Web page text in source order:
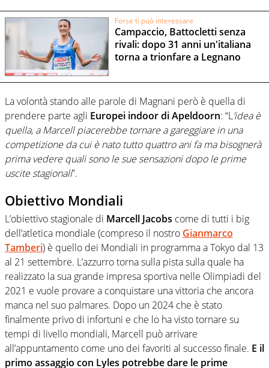
Forse ti può interessare
Campaccio, Battocletti senza
rivali: dopo 31 anni un'italiana
torna a trionfare a Legnano
La volontà stando alle parole di Magnani però è quella di
prendere parte agli Europei indoor di Apeldoorn: “L’idea è
quella, a Marcell piacerebbe tornare a gareggiare in una
competizione da cui è nato tutto quattro ani fa ma bisognerà
prima vedere quali sono le sue sensazioni dopo le prime
uscite stagionali”.
Obiettivo Mondiali
L’obiettivo stagionale di Marcell Jacobs come di tutti i big
dell’atletica mondiale (compreso il nostro Gianmarco
Tamberi) è quello dei Mondiali in programma a Tokyo dal 13
al 21 settembre. L’azzurro torna sulla pista sulla quale ha
realizzato la sua grande impresa sportiva nelle Olimpiadi del
2021 e vuole provare a conquistare una vittoria che ancora
manca nel suo palmares. Dopo un 2024 che è stato
finalmente privo di infortuni e che lo ha visto tornare su
tempi di livello mondiali, Marcell può arrivare
all’appuntamento come uno dei favoriti al successo finale. E il
primo assaggio con Lyles potrebbe dare le prime